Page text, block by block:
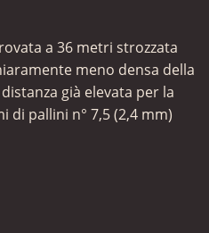
a 36 metri strozzata
meno densa della
già elevata per la
di pallini n° 7,5 (2,4 mm)